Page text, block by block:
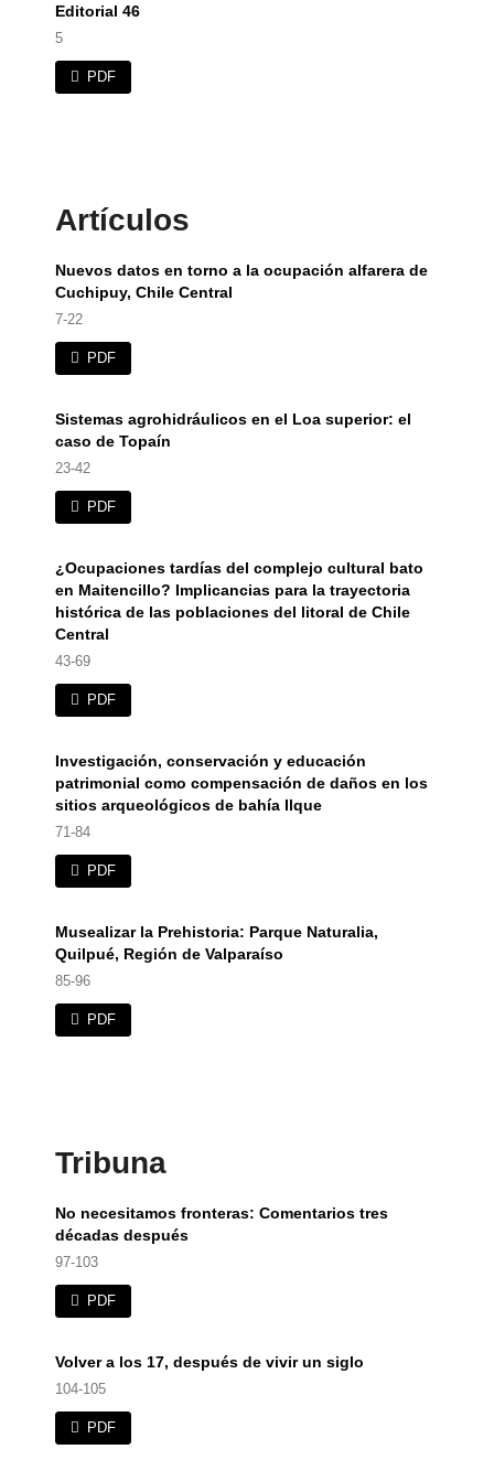
Editorial 46
5
PDF
Artículos
Nuevos datos en torno a la ocupación alfarera de
Cuchipuy, Chile Central
7-22
PDF
Sistemas agrohidráulicos en el Loa superior: el
caso de Topaín
23-42
PDF
¿Ocupaciones tardías del complejo cultural bato
en Maitencillo? Implicancias para la trayectoria
histórica de las poblaciones del litoral de Chile
Central
43-69
PDF
Investigación, conservación y educación
patrimonial como compensación de daños en los
sitios arqueológicos de bahía Ilque
71-84
PDF
Musealizar la Prehistoria: Parque Naturalia,
Quilpué, Región de Valparaíso
85-96
PDF
Tribuna
No necesitamos fronteras: Comentarios tres
décadas después
97-103
PDF
Volver a los 17, después de vivir un siglo
104-105
PDF